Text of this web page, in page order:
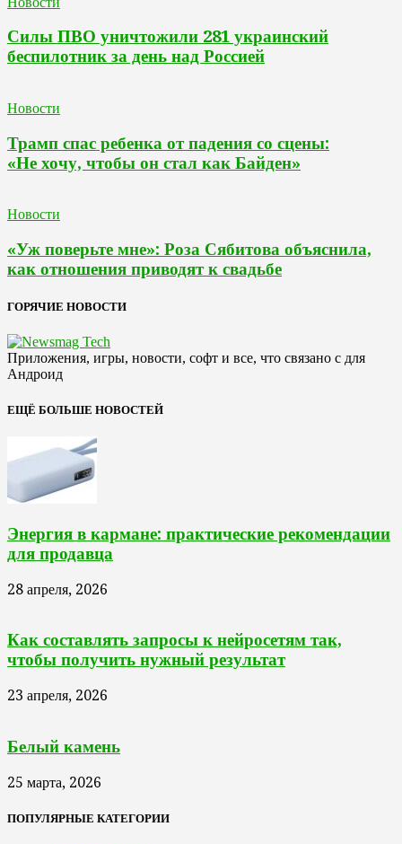
Силы ПВО уничтожили 281 украинский
беспилотник за день над Россией
Новости
Трамп спас ребенка от падения со сцены:
«Не хочу, чтобы он стал как Байден»
Новости
«Уж поверьте мне»: Роза Сябитова объяснила,
как отношения приводят к свадьбе
ГОРЯЧИЕ НОВОСТИ
Приложения, игры, новости, софт и все, что связано с для
Андроид
ЕЩЁ БОЛЬШЕ НОВОСТЕЙ
Энергия в кармане: практические рекомендации
для продавца
28 апреля, 2026
Как составлять запросы к нейросетям так,
чтобы получить нужный результат
23 апреля, 2026
Белый камень
25 марта, 2026
ПОПУЛЯРНЫЕ КАТЕГОРИИ